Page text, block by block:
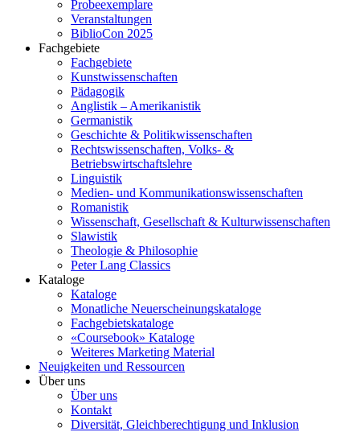
Probeexemplare
Veranstaltungen
BiblioCon 2025
Fachgebiete
Fachgebiete
Kunstwissenschaften
Pädagogik
Anglistik – Amerikanistik
Germanistik
Geschichte & Politikwissenschaften
Rechtswissenschaften, Volks- &
Betriebswirtschaftslehre
Linguistik
Medien- und Kommunikationswissenschaften
Romanistik
Wissenschaft, Gesellschaft & Kulturwissenschaften
Slawistik
Theologie & Philosophie
Peter Lang Classics
Kataloge
Kataloge
Monatliche Neuerscheinungskataloge
Fachgebietskataloge
«Coursebook» Kataloge
Weiteres Marketing Material
Neuigkeiten und Ressourcen
Über uns
Über uns
Kontakt
Diversität, Gleichberechtigung und Inklusion